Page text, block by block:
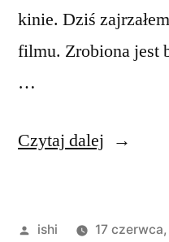
kinie. Dziś
filmu. Zrobiona jest
…
Czytaj dalej „Droga
Opublikowane
ishi 17